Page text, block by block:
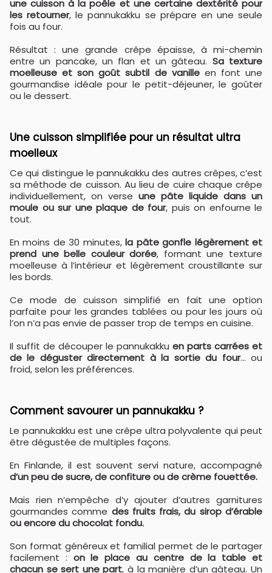
une cuisson à la poêle et une certaine dextérité pour
les retourner, le pannukakku se prépare en une seule
fois au four.
Résultat : une grande crêpe épaisse, à mi-chemin
entre un pancake, un flan et un gâteau. Sa texture
moelleuse et son goût subtil de vanille en font une
gourmandise idéale pour le petit-déjeuner, le goûter
ou le dessert.
Une cuisson simplifiée pour un résultat ultra
moelleux
Ce qui distingue le pannukakku des autres crêpes, c’est
sa méthode de cuisson. Au lieu de cuire chaque crêpe
individuellement, on verse une pâte liquide dans un
moule ou sur une plaque de four, puis on enfourne le
tout.
En moins de 30 minutes,la pâte gonfle légèrement et
prend une belle couleur dorée, formant une texture
moelleuse à l’intérieur et légèrement croustillante sur
les bords.
Ce mode de cuisson simplifié en fait une option
parfaite pour les grandes tablées ou pour les jours où
l’on n’a pas envie de passer trop de temps en cuisine.
Il suffit de découper le pannukakku en parts carrées et
de le déguster directement à la sortie du four… ou
froid, selon les préférences.
Comment savourer un pannukakku ?
Le pannukakku est une crêpe ultra polyvalente qui peut
être dégustée de multiples façons.
En Finlande, il est souvent servi nature, accompagné
d’un peu de sucre, de confiture ou de crème fouettée.
Mais rien n’empêche d’y ajouter d’autres garnitures
gourmandes comme des fruits frais, du sirop d’érable
ou encore du chocolat fondu.
Son format généreux et familial permet de le partager
facilement : on le place au centre de la table et
chacun se sert une part, à la manière d’un gâteau. Un